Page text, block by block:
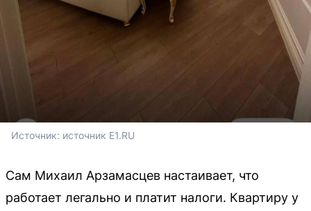
Источник: источник Е1.RU
Сам Михаил Арзамасцев настаивает, что
работает легально и платит налоги. Квартиру у